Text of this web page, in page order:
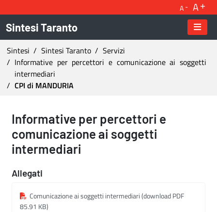
A A
Sintesi Taranto
Ti trovi in:
Sintesi Sintesi Taranto
Servizi
Informative per percettori e comunicazione ai soggetti
intermediari
CPI di MANDURIA
CPI di MANDURIA - Sintesi Taranto
Informative per percettori e
comunicazione ai soggetti
intermediari
Allegati
Comunicazione ai soggetti intermediari (download PDF
85.91 KB)